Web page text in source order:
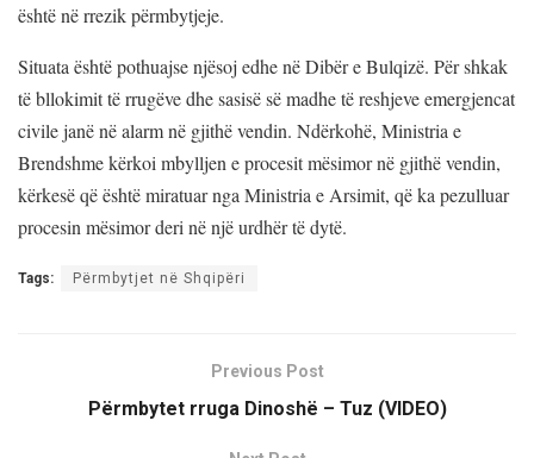
është në rrezik përmbytjeje.
Situata është pothuajse njësoj edhe në Dibër e Bulqizë. Për shkak
të bllokimit të rrugëve dhe sasisë së madhe të reshjeve emergjencat
civile janë në alarm në gjithë vendin. Ndërkohë, Ministria e
Brendshme kërkoi mbylljen e procesit mësimor në gjithë vendin,
kërkesë që është miratuar nga Ministria e Arsimit, që ka pezulluar
procesin mësimor deri në një urdhër të dytë.
Tags: Përmbytjet në Shqipëri
Previous Post
Përmbytet rruga Dinoshë – Tuz (VIDEO)